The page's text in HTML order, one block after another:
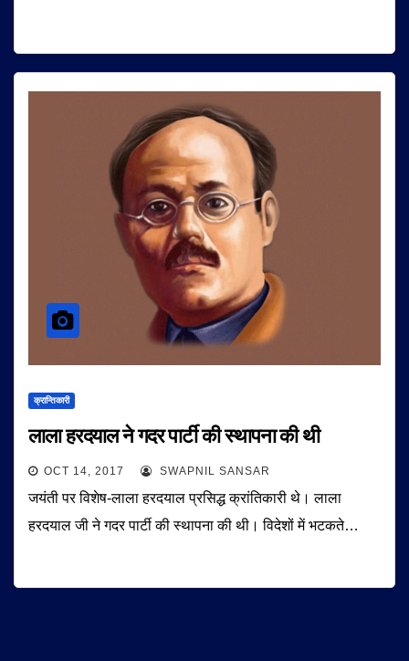
क्रान्तिकारी
लाला हरदयाल ने गदर पार्टी की स्थापना की थी
OCT 14, 2017 SWAPNIL SANSAR
जयंती पर विशेष-लाला हरदयाल प्रसिद्ध क्रांतिकारी थे। लाला
हरदयाल जी ने गदर पार्टी की स्थापना की थी। विदेशों में भटकते…